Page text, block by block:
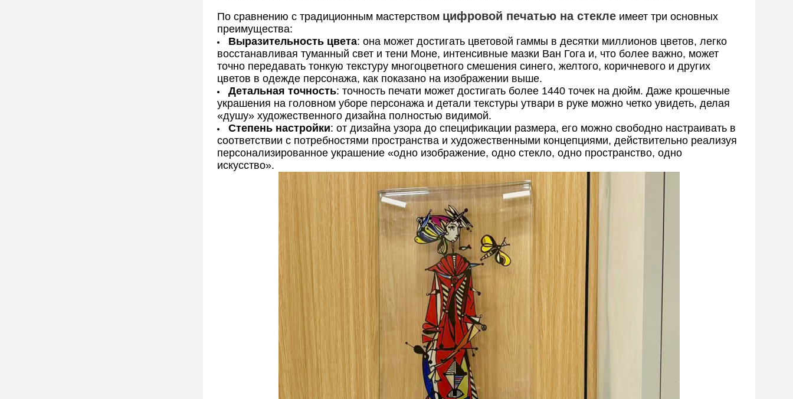
По сравнению с традиционным мастерством цифровой печатью на стекле имеет три основных
преимущества:
Выразительность цвета: она может достигать цветовой гаммы в десятки миллионов цветов, легко
восстанавливая туманный свет и тени Моне, интенсивные мазки Ван Гога и, что более важно, может
точно передавать тонкую текстуру многоцветного смешения синего, желтого, коричневого и других
цветов в одежде персонажа, как показано на изображении выше.
Детальная точность: точность печати может достигать более 1440 точек на дюйм. Даже крошечные
украшения на головном уборе персонажа и детали текстуры утвари в руке можно четко увидеть, делая
«душу» художественного дизайна полностью видимой.
Степень настройки: от дизайна узора до спецификации размера, его можно свободно настраивать в
соответствии с потребностями пространства и художественными концепциями, действительно реализуя
персонализированное украшение «одно изображение, одно стекло, одно пространство, одно
искусство».